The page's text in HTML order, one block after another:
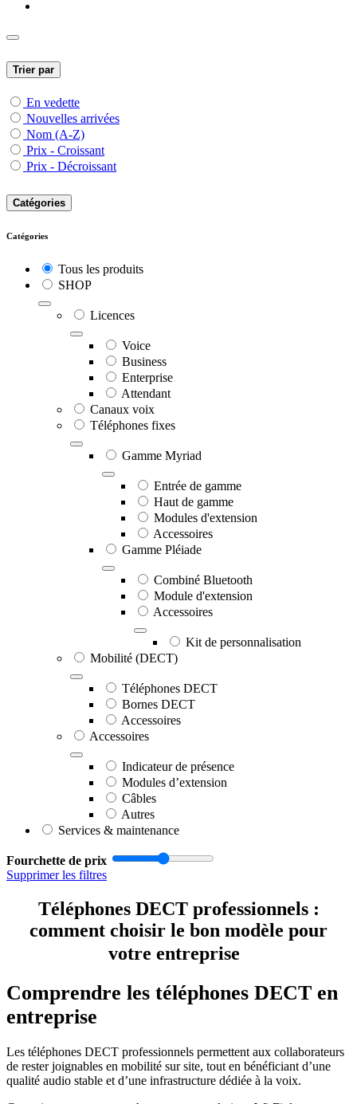
Trier par
En vedette
Nouvelles arrivées
Nom (A-Z)
Prix - Croissant
Prix - Décroissant
Catégories
Catégories
Tous les produits
SHOP
Licences
Voice
Business
Enterprise
Attendant
Canaux voix
Téléphones fixes
Gamme Myriad
Entrée de gamme
Haut de gamme
Modules d'extension
Accessoires
Gamme Pléiade
Combiné Bluetooth
Module d'extension
Accessoires
Kit de personnalisation
Mobilité (DECT)
Téléphones DECT
Bornes DECT
Accessoires
Accessoires
Indicateur de présence
Modules d’extension
Câbles
Autres
Services & maintenance
Fourchette de prix
Supprimer les filtres
Téléphones DECT professionnels :
comment choisir le bon modèle pour
votre entreprise
Comprendre les téléphones DECT en
entreprise
Les téléphones DECT professionnels permettent aux collaborateurs
de rester joignables en mobilité sur site, tout en bénéficiant d’une
qualité audio stable et d’une infrastructure dédiée à la voix.